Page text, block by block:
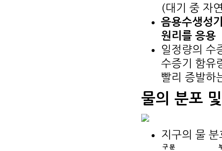
(대기 중 자
음용수생성
원리를 응용
일정량의 수
수증기 함유
빨리 증발하
물의 분포
지구의 물 분
구 분